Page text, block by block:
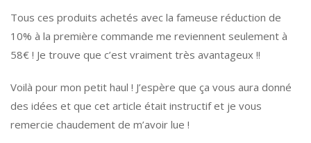
Tous ces produits achetés avec la fameuse réduction de
10% à la première commande me reviennent seulement à
58€ ! Je trouve que c’est vraiment très avantageux !!
Voilà pour mon petit haul ! J’espère que ça vous aura donné
des idées et que cet article était instructif et je vous
remercie chaudement de m’avoir lue !